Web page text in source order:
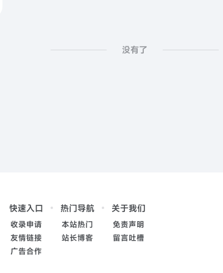
没有了
快速入口
收录申请
友情链接
广告合作
热门导航
本站热门
站长博客
关于我们
免责声明
留言吐槽